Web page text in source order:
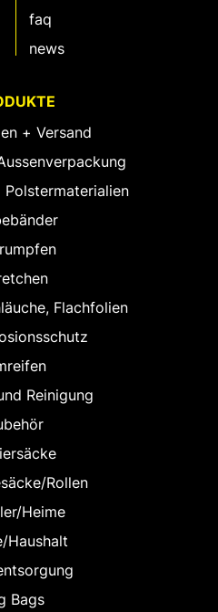
faq
news
+ Versand
Flachfolien
Reinigung
Rollen
Heime
Haushalt
Bags